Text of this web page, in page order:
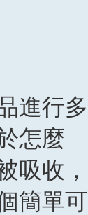
進行多
怎麼
吸收，
簡單可